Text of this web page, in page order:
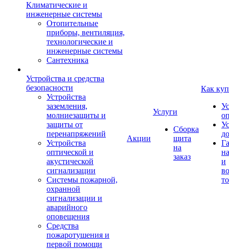
Климатические и
инженерные системы
Отопительные
приборы, вентиляция,
технологические и
инженерные системы
Сантехника
Устройства и средства
безопасности
Устройства
заземления,
молниезащиты и
защиты от
перенапряжений
Устройства
оптической и
акустической
сигнализации
Системы пожарной,
охранной
сигнализации и
аварийного
оповещения
Средства
пожаротушения и
первой помощи
Акции
Услуги
Сборка
щита
на
заказ
Как
и